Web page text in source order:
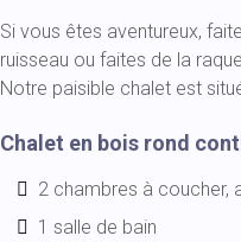
Si vous êtes aventureux,
ruisseau ou faites de la
Notre paisible chalet est
Chalet en bois rond
2 chambres à coucher,
1 salle de bain